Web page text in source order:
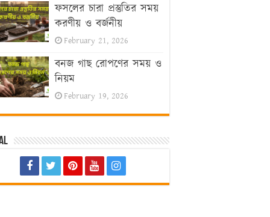
ফসলের চারা প্রস্তুতির সময়
করণীয় ও বর্জনীয়
February 21, 2026
বনজ গাছ রোপণের সময় ও
নিয়ম
February 19, 2026